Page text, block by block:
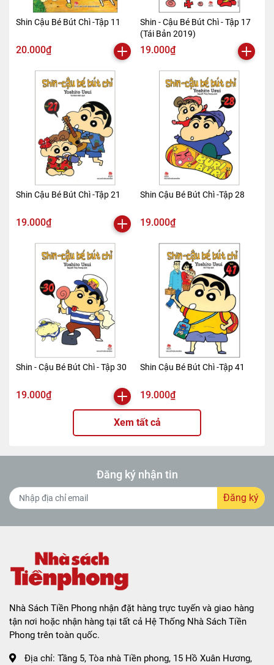
Shin Cậu Bé Bút Chì -Tập 11
20.000₫
Shin - Cậu Bé Bút Chì - Tập 17
(Tái Bản 2019)
19.000₫
Shin Cậu Bé Bút Chì -Tập 21
19.000₫
Shin Cậu Bé Bút Chì -Tập 28
19.000₫
Shin - Cậu Bé Bút Chì - Tập 30
19.000₫
Shin Cậu Bé Bút Chì -Tập 41
19.000₫
Xem tất cả
Đăng ký nhận tin
Đăng ký
Nhà Sách Tiền Phong nhận đặt hàng trực tuyến và giao hàng
tận nơi hoặc nhận hàng tại tất cả Hệ Thống Nhà Sách Tiền
Phong trên toàn quốc.
Địa chỉ: Tầng 5, Tòa nhà Tiền phong, 15 Hồ Xuân Hương,